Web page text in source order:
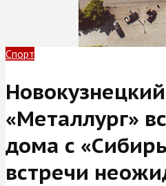
Спорт
Новокузнецкий
«Металлург»
дома с
встречи